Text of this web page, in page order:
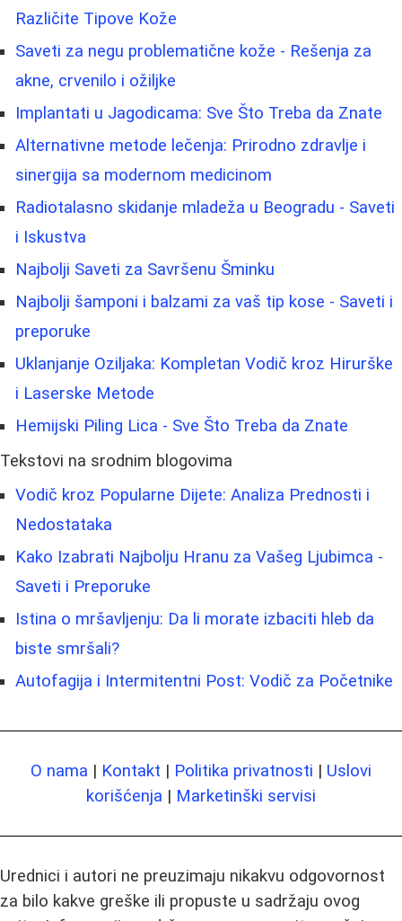
Različite Tipove Kože
Saveti za negu problematične kože - Rešenja za
akne, crvenilo i ožiljke
Implantati u Jagodicama: Sve Što Treba da Znate
Alternativne metode lečenja: Prirodno zdravlje i
sinergija sa modernom medicinom
Radiotalasno skidanje mladeža u Beogradu - Saveti
i Iskustva
Najbolji Saveti za Savršenu Šminku
Najbolji šamponi i balzami za vaš tip kose - Saveti i
preporuke
Uklanjanje Oziljaka: Kompletan Vodič kroz Hirurške
i Laserske Metode
Hemijski Piling Lica - Sve Što Treba da Znate
Tekstovi na srodnim blogovima
Vodič kroz Popularne Dijete: Analiza Prednosti i
Nedostataka
Kako Izabrati Najbolju Hranu za Vašeg Ljubimca -
Saveti i Preporuke
Istina o mršavljenju: Da li morate izbaciti hleb da
biste smršali?
Autofagija i Intermitentni Post: Vodič za Početnike
O nama | Kontakt | Politika privatnosti | Uslovi
korišćenja | Marketinški servisi
Urednici i autori ne preuzimaju nikakvu odgovornost
za bilo kakve greške ili propuste u sadržaju ovog